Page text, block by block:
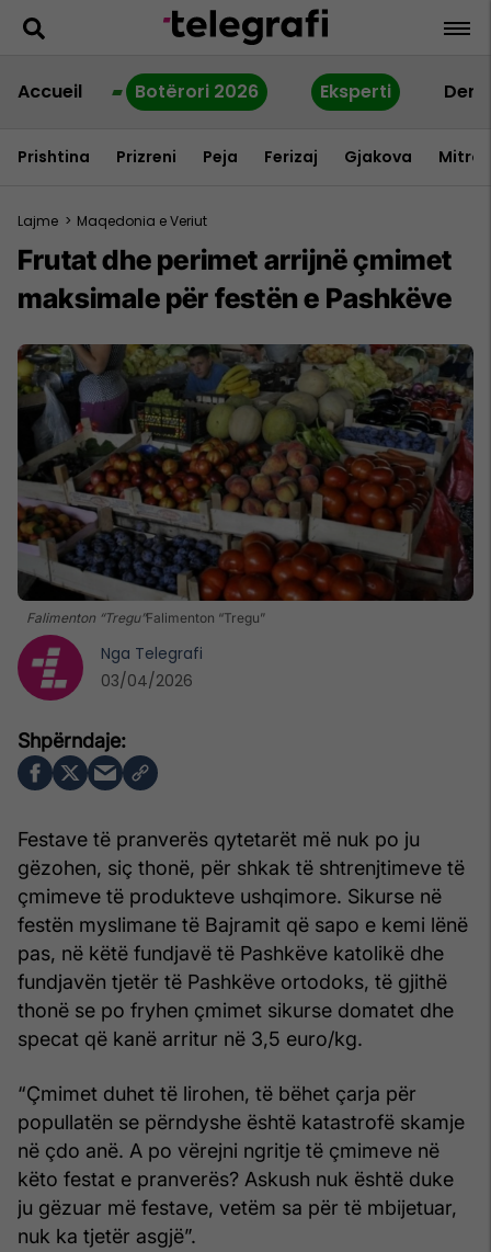
Accueil Botërori 2026 Eksperti
Prishtina Prizreni Peja Ferizaj Gjakova
Lajme > Maqedonia e Veriut
Frutat dhe perimet arrijnë çmimet
maksimale për festën e Pashkëve
Falimenton “Tregu”Falimenton “Tregu”
Festave të pranverës qytetarët më nuk po ju
gëzohen, siç thonë, për shkak të shtrenjtimeve të
çmimeve të produkteve ushqimore. Sikurse në
festën myslimane të Bajramit që sapo e kemi lënë
pas, në këtë fundjavë të Pashkëve katolikë dhe
fundjavën tjetër të Pashkëve ortodoks, të gjithë
thonë se po fryhen çmimet sikurse domatet dhe
specat që kanë arritur në 3,5 euro/kg.
“Çmimet duhet të lirohen, të bëhet çarja për
popullatën se përndyshe është katastrofë skamje
në çdo anë. A po vërejni ngritje të çmimeve në
këto festat e pranverës? Askush nuk është duke
ju gëzuar më festave, vetëm sa për të mbijetuar,
nuk ka tjetër asgjë”.
Nga Telegrafi
03/04/2026